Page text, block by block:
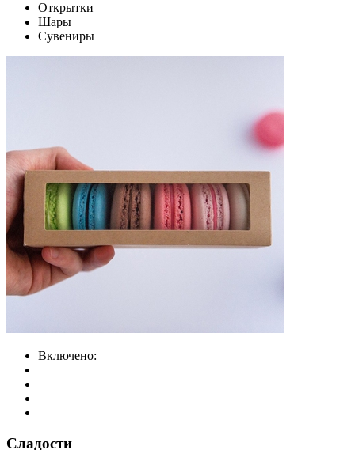
Открытки
Шары
Сувениры
Включено:
Сладости